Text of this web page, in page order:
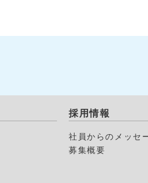
採用情報
社員からのメッセ
募集概要